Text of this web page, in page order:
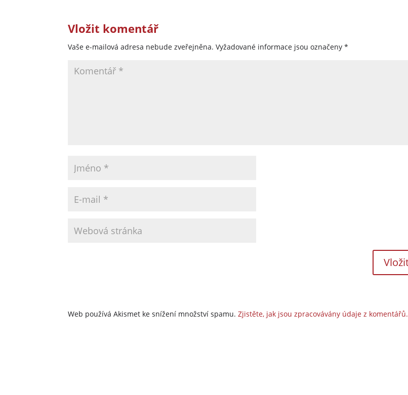
Vložit komentář
Vaše e-mailová adresa nebude zveřejněna. Vyžadované informace jsou označeny*
Web používá Akismet ke snížení množství spamu.Zjistěte, jak jsou zpracovávány údaje z komentářů.